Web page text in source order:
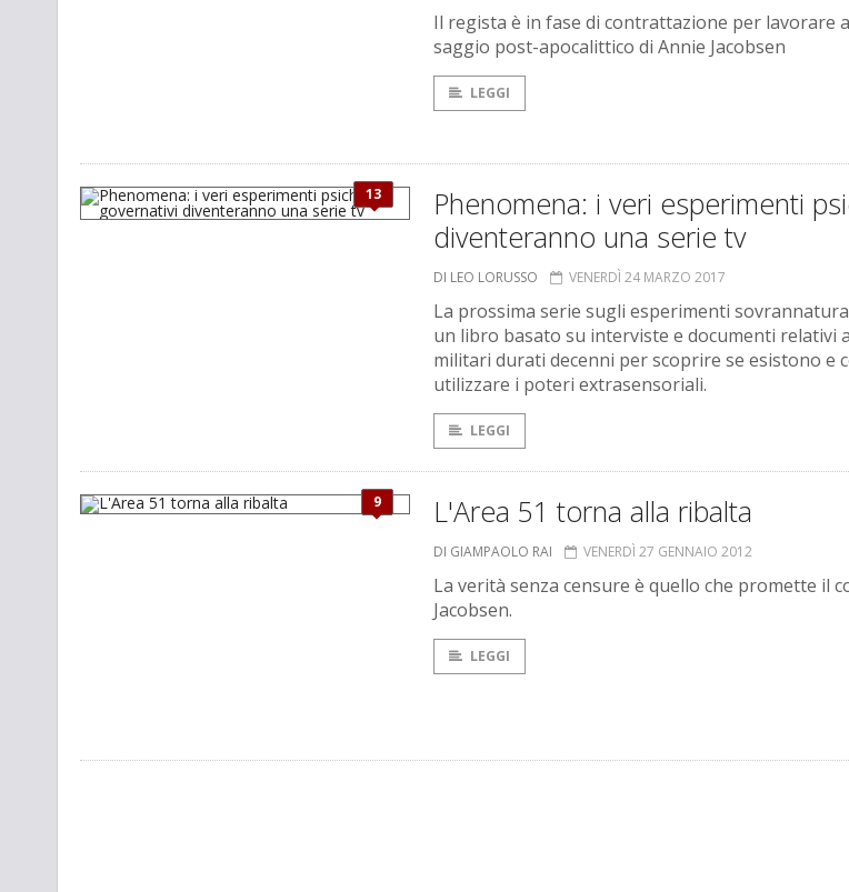
Il regista è in fase di contrattazione per lavorare
saggio post-apocalittico di Annie Jacobsen
LEGGI
13
Phenomena: i veri esperimenti
diventeranno una serie tv
DI LEO LORUSSO VENERDÌ 24 MARZO 2017
La prossima serie sugli esperimenti
un libro basato su interviste e documenti relativi
militari durati decenni per scoprire se esistono e
utilizzare i poteri extrasensoriali.
LEGGI
9 L'Area 51 torna alla ribalta
DI GIAMPAOLO RAI VENERDÌ 27 GENNAIO 2012
La verità senza censure è quello che promette il
Jacobsen.
LEGGI